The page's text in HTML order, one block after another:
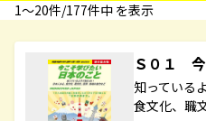
1〜20件/177件中 を表示
Ｓ０１ 今
知っている
食文化、職